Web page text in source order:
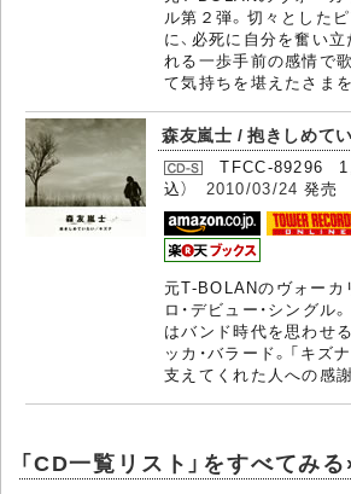
ル第２弾。切々とした
に、必死に自分を奮い
れる一歩手前の感情で
て気持ちを堪えたさま
森友嵐士 / 抱きしめて
TFCC-89296
込） 2010/03/24 発売
元T-BOLANのヴォーカ
ロ・デビュー・シングル
はバンド時代を思わせ
ッカ・バラード。「キズ
支えてくれた人への感
「CD一覧リスト」をすべてみ